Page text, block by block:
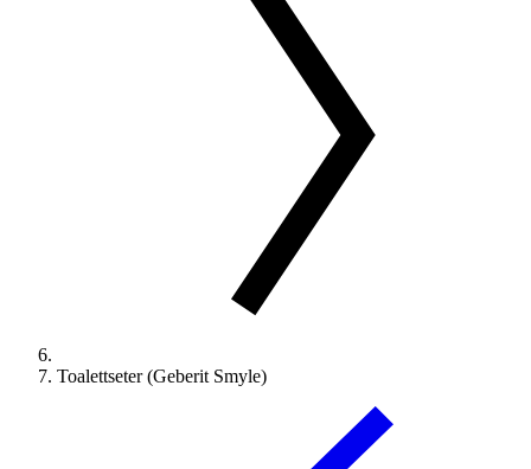
Toalettseter (Geberit Smyle)